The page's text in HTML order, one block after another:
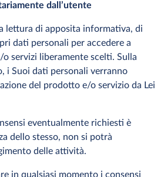
dall’utente
lettura di apposita informativa, di
dati personali per accedere a
servizi liberamente scelti. Sulla
i Suoi dati personali verranno
del prodotto e/o servizio da Lei
eventualmente richiesti è
dello stesso, non si potrà
delle attività.
in qualsiasi momento i consensi